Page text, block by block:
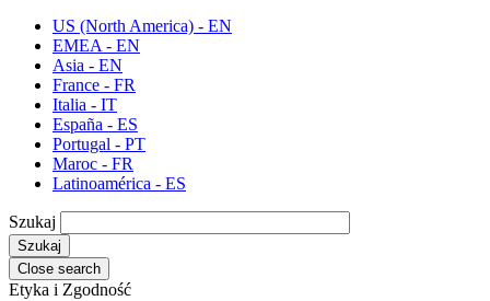
US (North America) - EN
EMEA - EN
Asia - EN
France - FR
Italia - IT
España - ES
Portugal - PT
Maroc - FR
Latinoamérica - ES
Szukaj
Close search
Etyka i Zgodność